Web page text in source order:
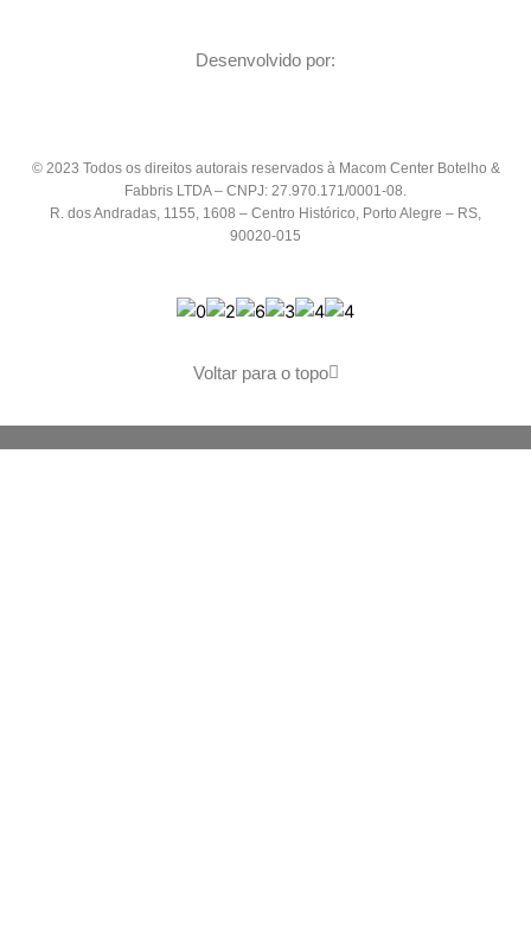
Desenvolvido por:
© 2023 Todos os direitos autorais reservados à Macom Center Botelho &
Fabbris LTDA – CNPJ: 27.970.171/0001-08.
R. dos Andradas, 1155, 1608 – Centro Histórico, Porto Alegre – RS,
90020-015
Voltar para o topo